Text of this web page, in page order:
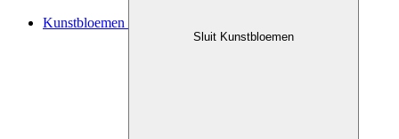
Kunstbloemen
Sluit Kunstbloemen